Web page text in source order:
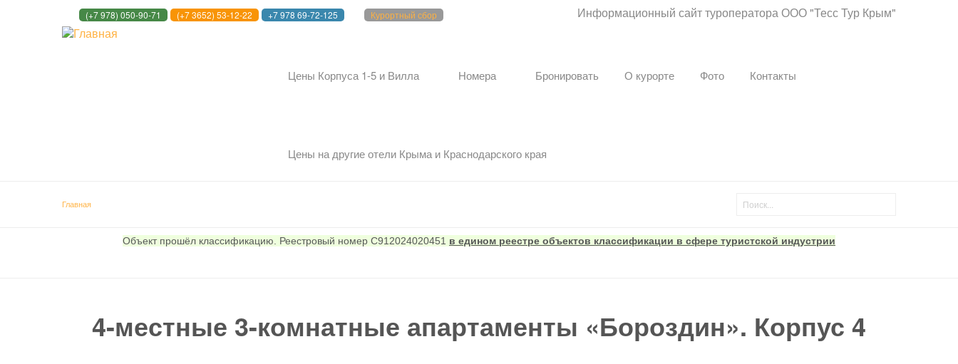
(+7 978) 050-90-71 (+7 3652) 53-12-22 +7 978 69-72-125 Курортный сбор Информационный сайт туроператора ООО "Тесс Тур Крым"
Цены Корпуса 1-5 и Вилла Номера Бронировать О курорте Фото Контакты
Цены на другие отели Крыма и Краснодарского края
Главная
Объект прошёл классификацию. Реестровый номер С912024020451 в едином реестре объектов классификации в сфере туристской индустрии
4-местные 3-комнатные апартаменты «Бороздин». Корпус 4